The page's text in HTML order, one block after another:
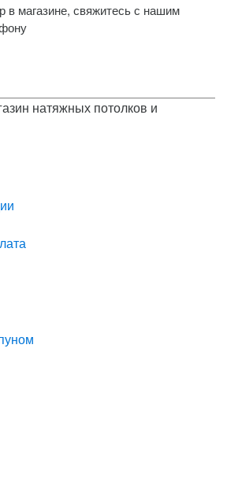
в магазине, свяжитесь с нашим
натяжных потолков и